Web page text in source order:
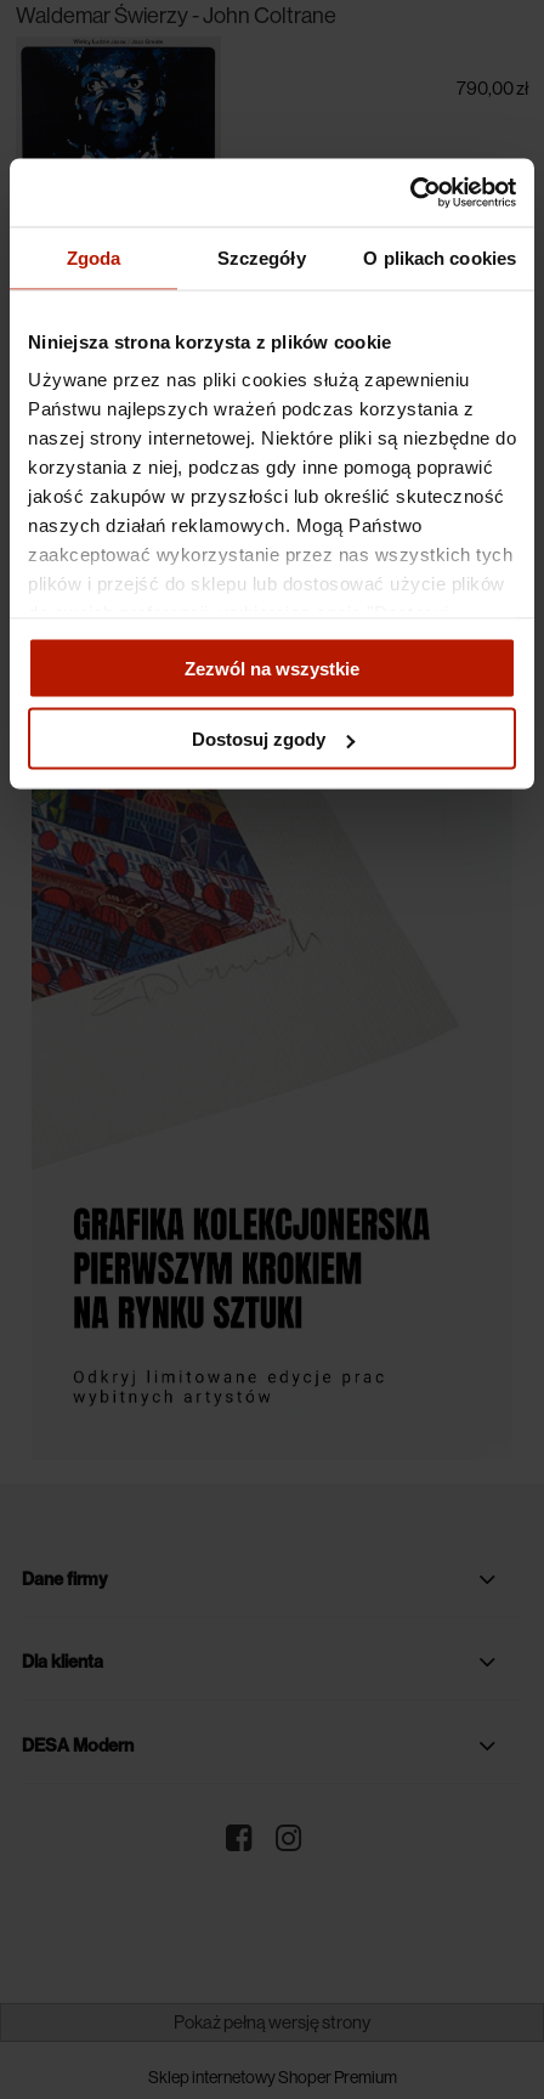
Zgoda Szczegóły O plikach cookies
Niniejsza strona korzysta z plików cookie
Używane przez nas pliki cookies służą zapewnieniu
Państwu najlepszych wrażeń podczas korzystania z
naszej strony internetowej. Niektóre pliki są niezbędne do
korzystania z niej, podczas gdy inne pomogą poprawić
jakość zakupów w przyszłości lub określić skuteczność
naszych działań reklamowych. Mogą Państwo
zaakceptować wykorzystanie przez nas wszystkich tych
plików i przejść do sklepu lub dostosować użycie plików
zgody".
Więcej o plikach cookies przeczytasz w naszej Polityce
Zezwól na wszystkie
Dostosuj zgody
Waldemar Świerzy - John Coltrane
790,00 zł
Waldemar Świerzy - Charles Mingus
790,00 zł
Dane firmy
Dla klienta
DESA Modern
Pokaż pełną wersję strony
Sklep internetowy Shoper Premium